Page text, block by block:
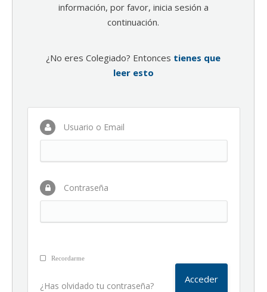
información, por favor, inicia sesión a
continuación.
¿No eres Colegiado? Entonces tienes que
leer esto
Usuario o Email
Contraseña
Recordarme
¿Has olvidado tu contraseña?